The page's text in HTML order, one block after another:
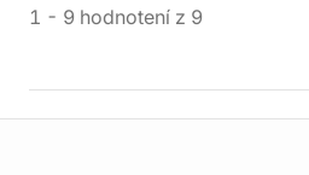
1 - 9 hodnotení z 9